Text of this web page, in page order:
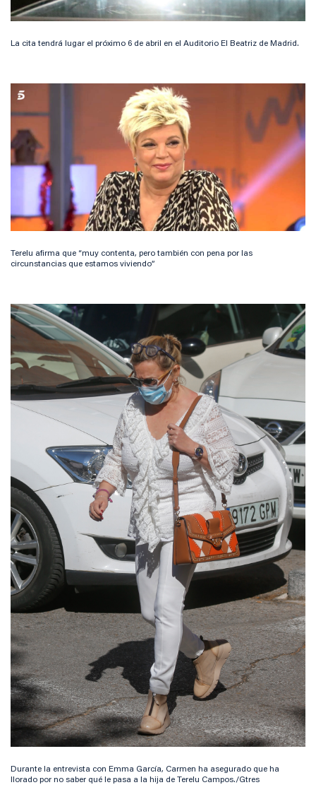
La cita tendrá lugar el próximo 6 de abril en el Auditorio El Beatriz de Madrid.
Terelu afirma que “muy contenta, pero también con pena por las
circunstancias que estamos viviendo”
Durante la entrevista con Emma García, Carmen ha asegurado que ha
llorado por no saber qué le pasa a la hija de Terelu Campos./Gtres